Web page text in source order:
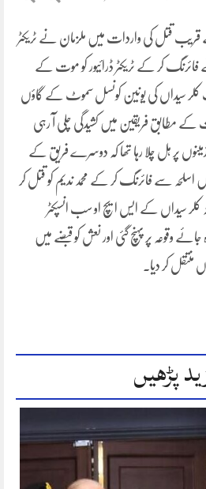
قتل کی واردات میں ملزمان نے ٹریکٹر
کر کے ٹریکٹر ڈرائیور کو موت کے
کلر سیداں کی یونین کونسل سموٹ کے گاؤں
مطابق فریقین میں کشیدگی چلی آ رہی
شام زمینوں پر ہل چلا رہا تھا کہ دوسرے فریق کے
اسلحہ سے فائرنگ کر کے محمد ندیم کو قتل کر
کلر سیداں کے ایس ایچ او سب انسپکٹر
وقوعہ پر پہنچ گئی اور نعش کو قبضے میں
منتقل کر دیا۔
پڑھیں